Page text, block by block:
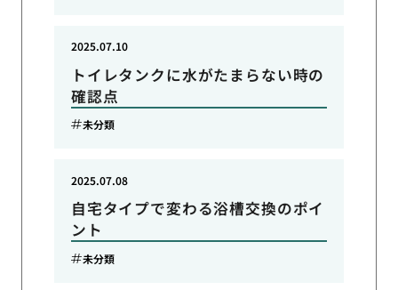
トイレタンクに水がたまらない時の
確認点
2025.07.10
未分類
自宅タイプで変わる浴槽交換のポイ
ント
2025.07.08
未分類